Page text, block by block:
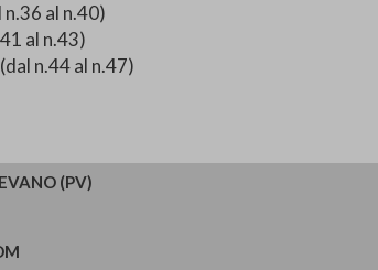
al n.40)
al n.43)
n.44 al n.47)
(PV)